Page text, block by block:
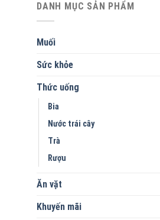
DANH MỤC SẢN PHẨM
Muối
Sức khỏe
Thức uống
Bia
Nước trái cây
Trà
Rượu
Ăn vặt
Khuyến mãi